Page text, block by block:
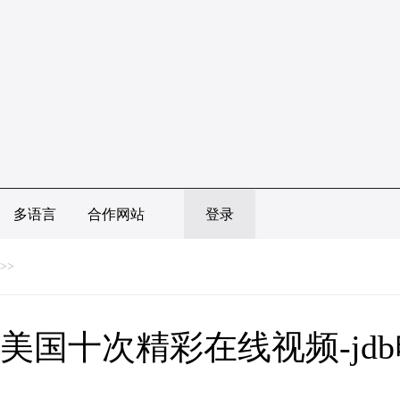
多语言 合作网站 登录
>>
美国十次精彩在线视频-